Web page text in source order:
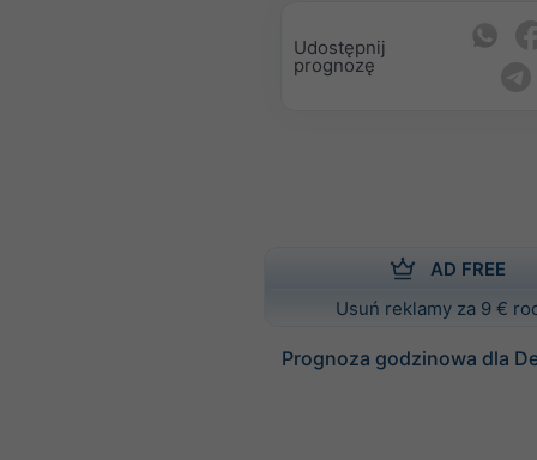
Udostępnij
prognozę
AD FREE
Usuń reklamy za 9 €
Prognoza godzinowa dla